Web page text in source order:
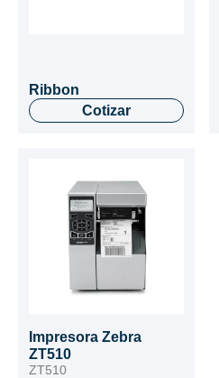
Ribbon
Cotizar
Impresora Zebra
ZT510
ZT510